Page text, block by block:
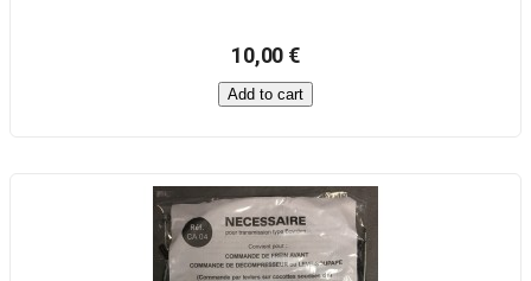
10,00 €
Add to cart